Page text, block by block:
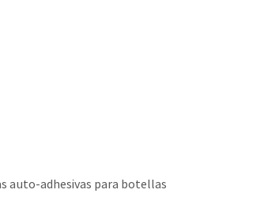
auto-adhesivas para botellas